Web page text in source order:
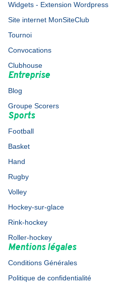
Widgets - Extension Wordpress
Site internet MonSiteClub
Tournoi
Convocations
Clubhouse
Entreprise
Blog
Groupe Scorers
Sports
Football
Basket
Hand
Rugby
Volley
Hockey-sur-glace
Rink-hockey
Roller-hockey
Mentions légales
Conditions Générales
Politique de confidentialité